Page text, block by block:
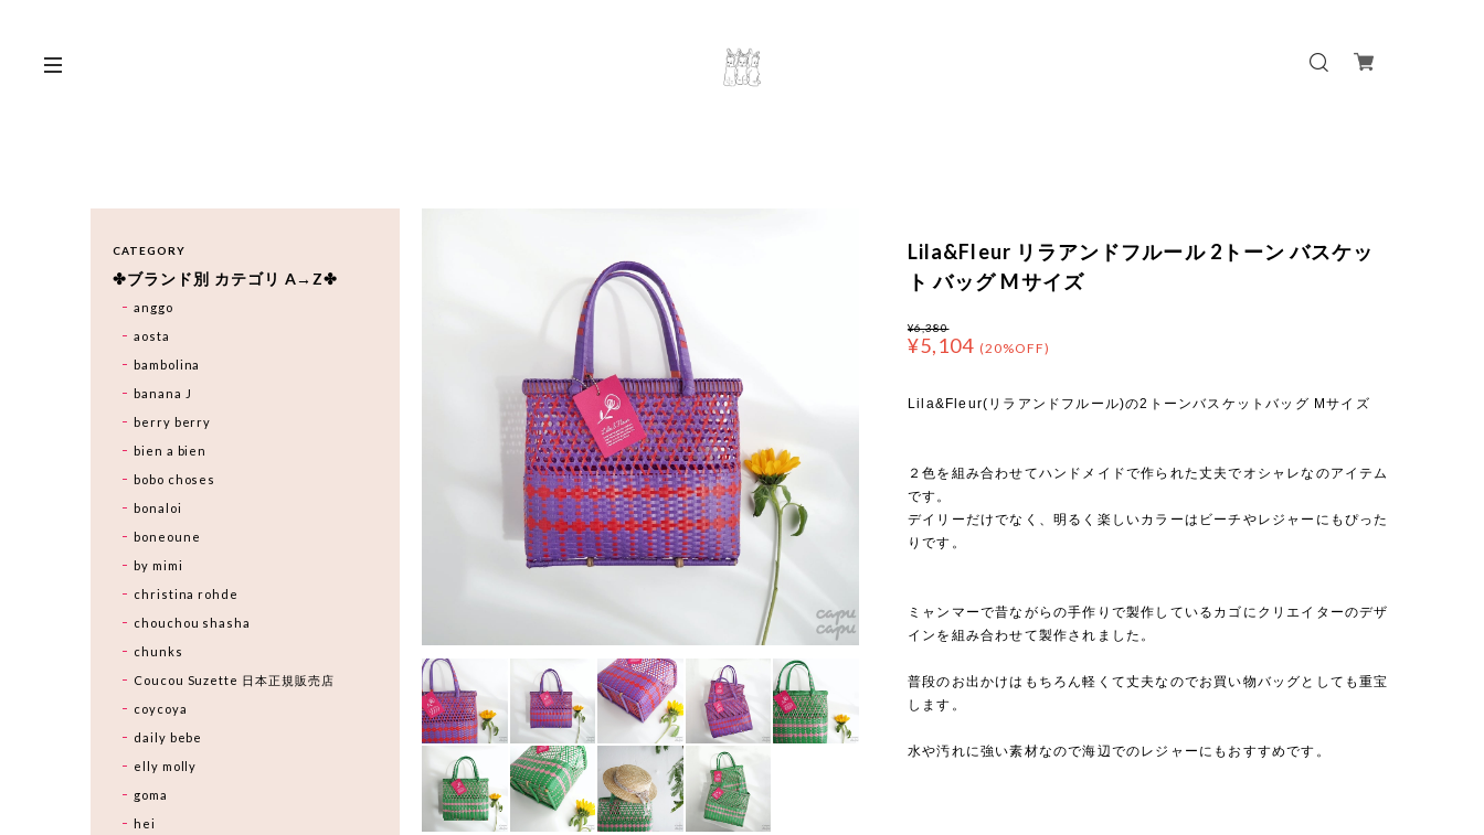
Lila&Fleur リラアンドフルール 2トーン バスケッ
ト バッグ Mサイズ
¥6,380
¥5,104 (20%OFF)
Lila&Fleur(リラアンドフルール)の2トーンバスケットバッグ Mサイズ
２色を組み合わせてハンドメイドで作られた丈夫でオシャレなのアイテム
です。
デイリーだけでなく、明るく楽しいカラーはビーチやレジャーにもぴった
りです。
ミャンマーで昔ながらの手作りで製作しているカゴにクリエイターのデザ
インを組み合わせて製作されました。
普段のお出かけはもちろん軽くて丈夫なのでお買い物バッグとしても重宝
します。
水や汚れに強い素材なので海辺でのレジャーにもおすすめです。
CATEGORY
✤ブランド別 カテゴリ A→Z✤
anggo
aosta
bambolina
banana J
berry berry
bien a bien
bobo choses
bonaloi
boneoune
by mimi
christina rohde
chouchou shasha
chunks
Coucou Suzette 日本正規販売店
coycoya
daily bebe
elly molly
goma
hei